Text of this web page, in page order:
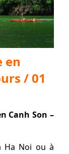
en
/ 01
Canh Son –
Ha Noi ou à